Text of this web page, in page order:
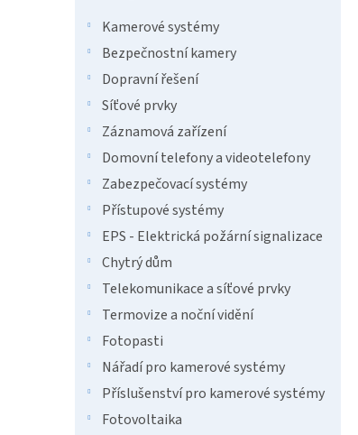
Kamerové systémy
Bezpečnostní kamery
Dopravní řešení
Síťové prvky
Záznamová zařízení
Domovní telefony a videotelefony
Zabezpečovací systémy
Přístupové systémy
EPS - Elektrická požární signalizace
Chytrý dům
Telekomunikace a síťové prvky
Termovize a noční vidění
Fotopasti
Nářadí pro kamerové systémy
Příslušenství pro kamerové systémy
Fotovoltaika